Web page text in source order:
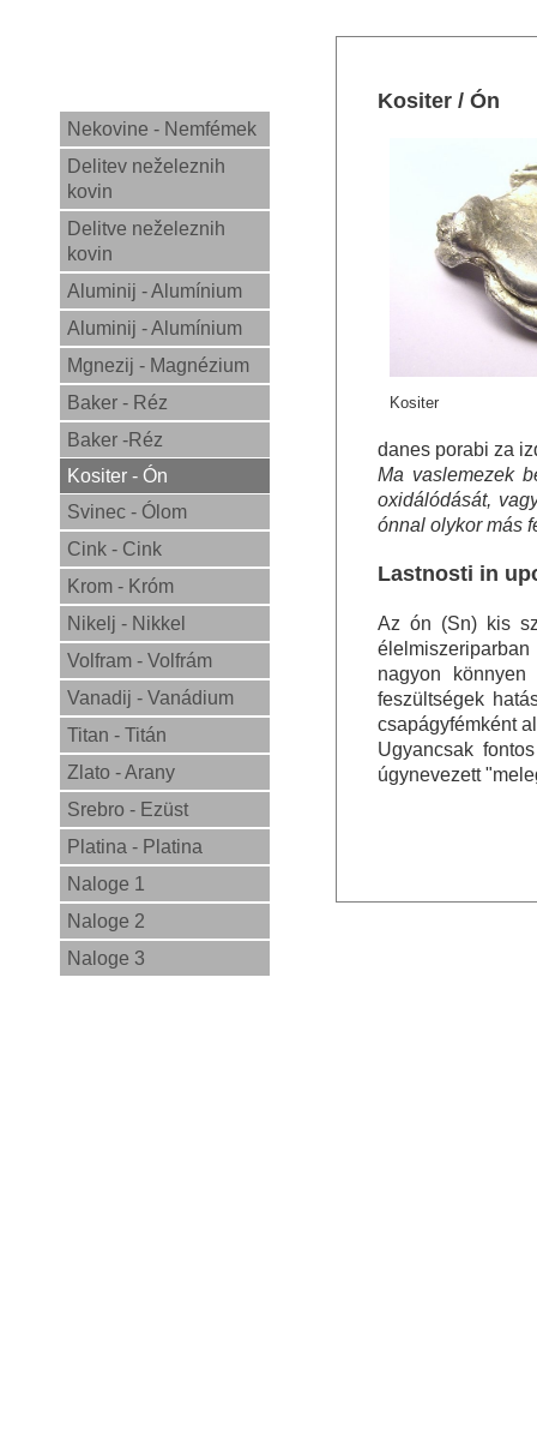
Nekovine - Nemfémek
Delitev neželeznih
kovin
Delitve neželeznih
kovin
Aluminij - Alumínium
Aluminij - Alumínium
Mgnezij - Magnézium
Baker - Réz
Baker -Réz
Kositer - Ón
Svinec - Ólom
Cink - Cink
Krom - Króm
Nikelj - Nikkel
Volfram - Volfrám
Vanadij - Vanádium
Titan - Titán
Zlato - Arany
Srebro - Ezüst
Platina - Platina
Naloge 1
Naloge 2
Naloge 3
Kositer / Ón
Kositer
danes porabi za
Ma vaslemezek
oxidálódását,
ónnal olykor más
Lastnosti in
Az ón (Sn) kis
nagyon
feszültségek
csapágyfémként
Ugyancsak
úgynevezett